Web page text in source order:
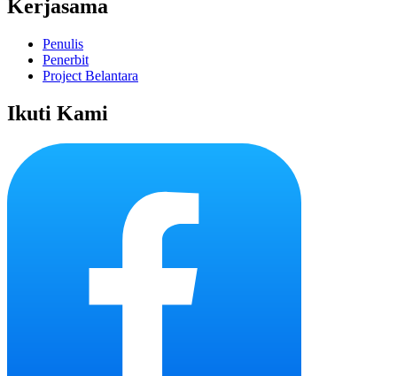
Kerjasama
Penulis
Penerbit
Project Belantara
Ikuti Kami